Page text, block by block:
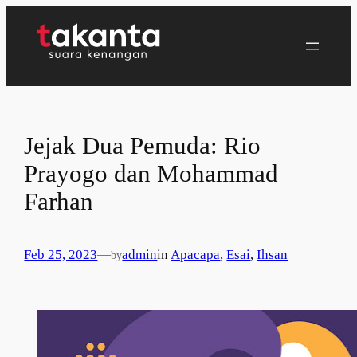
Jejak Dua Pemuda: Rio
Prayogo dan Mohammad
Farhan
Feb 25, 2023—byadmininApacapa, Esai, Ihsan